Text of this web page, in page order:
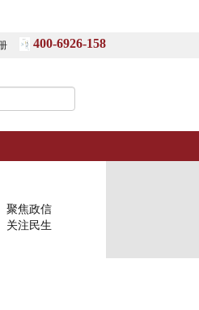
400-6926-158
聚焦政信
关注民生